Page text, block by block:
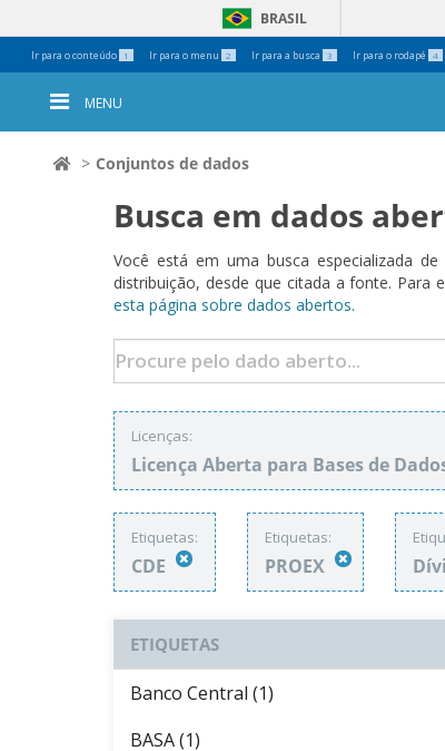
Ir para o conteúdo 1 Ir para o menu 2 Ir para a busca 3 Ir para o rodapé 4
BRASIL
Ferramentas
Pessoais
MENU
Conjuntos de dados
Busca em dados
Você está em uma busca especializada
distribuição, desde que citada a fonte. Para
esta página sobre dados abertos.
Licenças:
Licença Aberta para Bases de
Etiquetas:
CDE
Etiquetas:
PROEX
ETIQUETAS
Banco Central (1)
BASA (1)